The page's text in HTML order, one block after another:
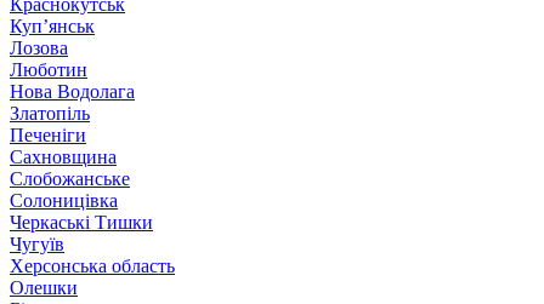
Краснокутськ
Куп’янськ
Лозова
Люботин
Нова Водолага
Златопіль
Печеніги
Сахновщина
Слобожанське
Солоницівка
Черкаські Тишки
Чугуїв
Херсонська область
Олешки